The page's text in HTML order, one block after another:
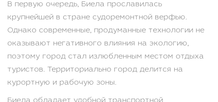
В первую очередь, Биела прославилась
крупнейшей в стране судоремонтной верфью.
Однако современные, продуманные технологии не
оказывают негативного влияния на экологию,
поэтому город стал излюбленным местом отдыха
туристов. Территориально город делится на
курортную и рабочую зоны.